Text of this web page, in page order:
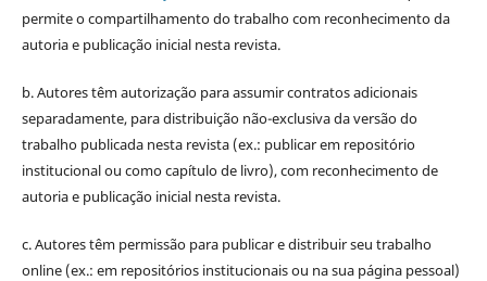
permite o compartilhamento do trabalho com reconhecimento da
autoria e publicação inicial nesta revista.
b. Autores têm autorização para assumir contratos adicionais
separadamente, para distribuição não-exclusiva da versão do
trabalho publicada nesta revista (ex.: publicar em repositório
institucional ou como capítulo de livro), com reconhecimento de
autoria e publicação inicial nesta revista.
c. Autores têm permissão para publicar e distribuir seu trabalho
online (ex.: em repositórios institucionais ou na sua página pessoal)